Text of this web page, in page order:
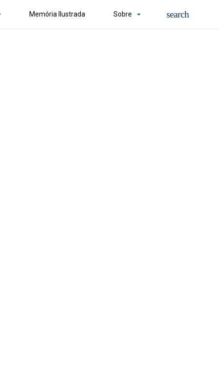
Memória Ilustrada Sobre